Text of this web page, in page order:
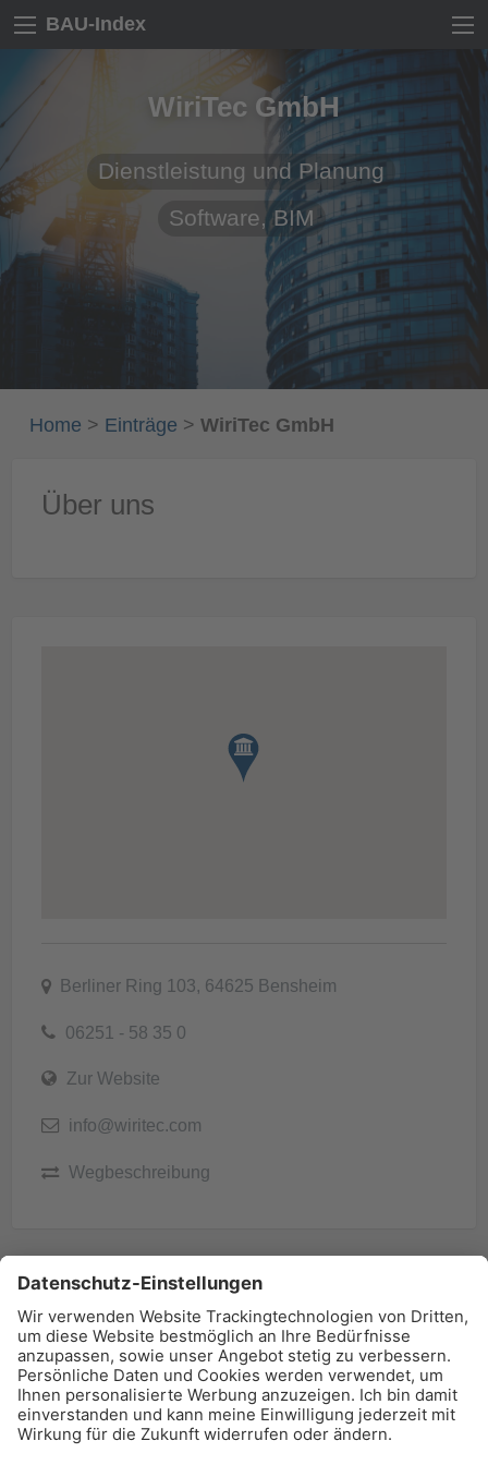
BAU-Index
WiriTec GmbH
Dienstleistung und Planung
Software, BIM
Home > Einträge > WiriTec GmbH
Über uns
Berliner Ring 103, 64625 Bensheim
06251 - 58 35 0
Zur Website
info@wiritec.com
Wegbeschreibung
BAU-Index Newsletter
Erhalten Sie regelmäßig Benachrichtigungen zu den